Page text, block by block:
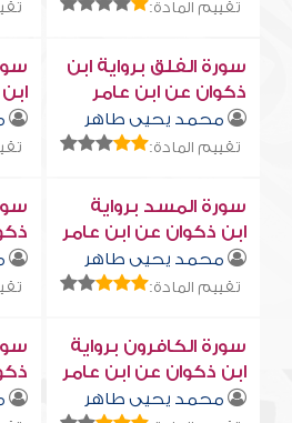
تقييم المادة:
سورة الفلق برواية ابن
ذكوان عن ابن عامر
محمد يحيى طاهر
تقييم المادة:
سورة المسد برواية
ابن ذكوان عن ابن عامر
محمد يحيى طاهر
تقييم المادة:
سورة الكافرون برواية
ابن ذكوان عن ابن عامر
محمد يحيى طاهر